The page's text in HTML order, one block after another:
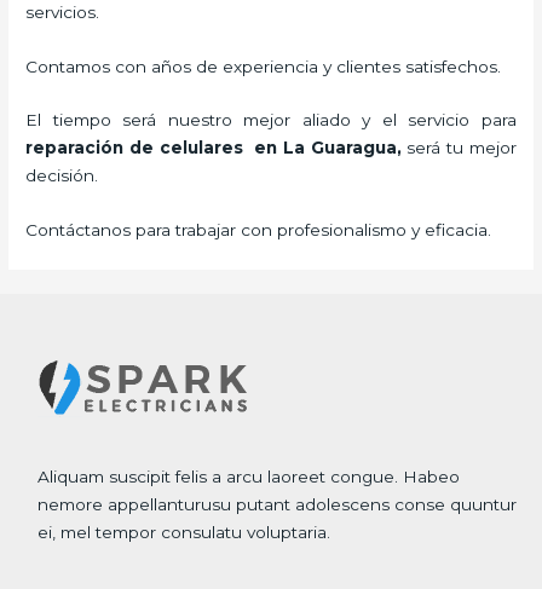
servicios.
Contamos con años de experiencia y clientes satisfechos.
El tiempo será nuestro mejor aliado y el servicio para
reparación de celularesen La Guaragua, será tu mejor
decisión.
Contáctanos para trabajar con profesionalismo y eficacia.
Aliquam suscipit felis a arcu laoreet congue. Habeo
nemore appellanturusu putant adolescens conse quuntur
ei, mel tempor consulatu voluptaria.